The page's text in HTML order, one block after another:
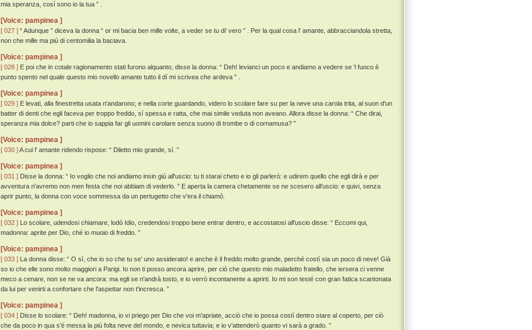
mia speranza, cosí sono io la tua ” .
[Voice: pampinea ]
[ 027 ] “ Adunque ” diceva la donna “ or mi bacia ben mille volte, a veder se tu di' vero ” . Per la qual cosa l' amante, abbracciandola stretta,
non che mille ma piú di centomilia la baciava.
[Voice: pampinea ]
[ 028 ] E poi che in cotale ragionamento stati furono alquanto, disse la donna: “ Deh! levianci un poco e andiamo a vedere se 'l fuoco è
punto spento nel quale questo mio novello amante tutto il dí mi scrivea che ardeva ” .
[Voice: pampinea ]
[ 029 ] E levati, alla finestretta usata n'andarono; e nella corte guardando, videro lo scolare fare su per la neve una carola trita, al suon d'un
batter di denti che egli faceva per troppo freddo, sí spessa e ratta, che mai simile veduta non aveano. Allora disse la donna: “ Che dirai,
speranza mia dolce? parti che io sappia far gli uomini carolare senza suono di trombe o di cornamusa? ”
[Voice: pampinea ]
[ 030 ]A cui l' amante ridendo rispose: “ Diletto mio grande, sí. ”
[Voice: pampinea ]
[ 031 ] Disse la donna: “ Io voglio che noi andiamo insin giú all'uscio: tu ti starai cheto e io gli parlerò: e udirem quello che egli dirà e per
avventura n'avremo non men festa che noi abbiam di vederlo. ” E aperta la camera chetamente se ne scesero all'uscio: e quivi, senza
aprir punto, la donna con voce sommessa da un pertugetto che v'era il chiamò.
[Voice: pampinea ]
[ 032 ] Lo scolare, udendosi chiamare, lodò Idio, credendosi troppo bene entrar dentro, e accostatosi all'uscio disse: “ Eccomi qui,
madonna: aprite per Dio, ché io muoio di freddo. ”
[Voice: pampinea ]
[ 033 ] La donna disse: “ O sí, che io so che tu se' uno assiderato! e anche è il freddo molto grande, perché costí sia un poco di neve! Già
so io che elle sono molto maggiori a Parigi. Io non ti posso ancora aprire, per ciò che questo mio maladetto fratello, che iersera ci venne
meco a cenare, non se ne va ancora: ma egli se n'andrà tosto, e io verrò incontanente a aprirti. Io mi son testé con gran fatica scantonata
da lui per venirti a confortare che l'aspettar non t'incresca. ”
[Voice: pampinea ]
[ 034 ] Disse lo scolare: “ Deh! madonna, io vi priego per Dio che voi m'apriate, acciò che io possa costí dentro stare al coperto, per ciò
che da poco in qua s'è messa la piú folta neve del mondo, e nevica tuttavia; e io v'attenderò quanto vi sarà a grado. ”